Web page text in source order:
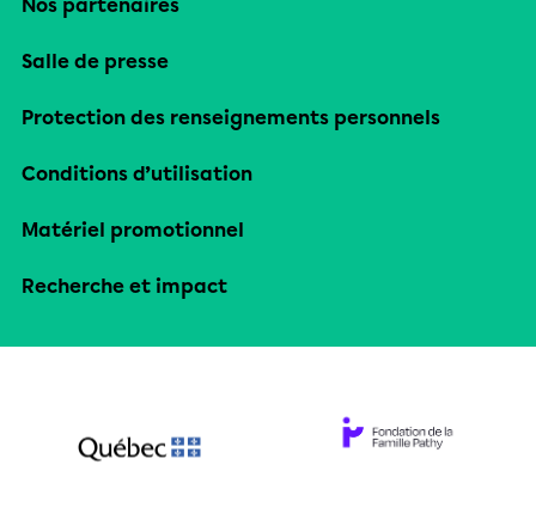
Nos partenaires
Salle de presse
Protection des renseignements personnels
Conditions d’utilisation
Matériel promotionnel
Recherche et impact